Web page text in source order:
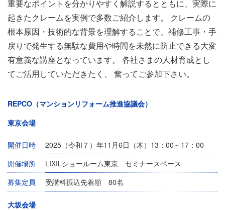
重要なポイントを分かりやすく解説するとともに、実際に
起きたクレームを実例で多数ご紹介します。 クレームの
根本原因・技術的な背景を理解することで、補修工事・手
戻りで発生する無駄な費用や時間を未然に防止できる大変
有意義な講座となっています。 各社さまの人材育成とし
てご活用していただきたく、 奮ってご参加下さい。
REPCO（マンションリフォーム推進協議会）
東京会場
開催日時
2025（令和７）年11月6日（木）13：00～17：00
開催場所
LIXILショールーム東京 セミナースペース
募集定員
受講料振込先着順 80名
大坂会場